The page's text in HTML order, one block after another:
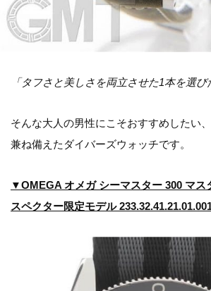
「タフさと美しさを両立させた1本を選び
そんな大人の男性にこそおすすめしたい
兼ね備えたダイバーズウォッチです。
▼OMEGA オメガ シーマスター 300 マス
スペクター限定モデル